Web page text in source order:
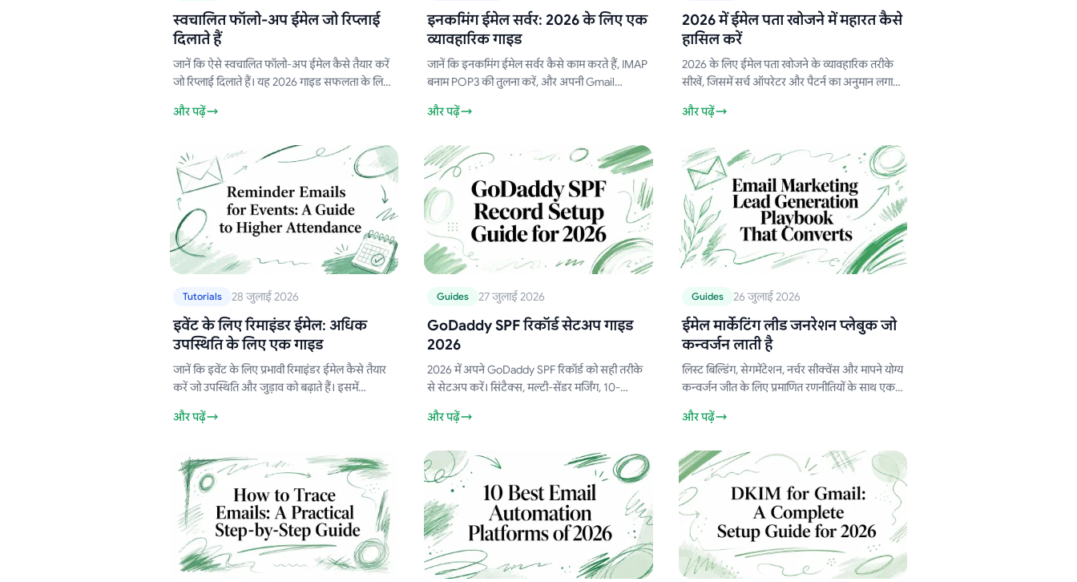
स्वचालित फॉलो-अप ईमेल जो रिप्लाई
दिलाते हैं
जानें कि ऐसे स्वचालित फॉलो-अप ईमेल कैसे तैयार करें
जो रिप्लाई दिलाते हैं। यह 2026 गाइड सफलता के लिए
और पढ़ें
इनकमिंग ईमेल सर्वर: 2026 के लिए एक
व्यावहारिक गाइड
जानें कि इनकमिंग ईमेल सर्वर कैसे काम करते हैं, IMAP
बनाम POP3 की तुलना करें, और अपनी Gmail
लिए प्रमाणित सर्वर सेटिंग्स लागू करें।
और पढ़ें
2026 में ईमेल पता खोजने में महारत कैसे
हासिल करें
2026 के लिए ईमेल पता खोजने के व्यावहारिक तरीके
सीखें, जिसमें सर्च ऑपरेटर और पैटर्न का अनुमान लगाने
तैयारी तक शामिल है।
और पढ़ें
Tutorials 28 जुलाई 2026
इवेंट के लिए रिमाइंडर ईमेल: अधिक
उपस्थिति के लिए एक गाइड
जानें कि इवेंट के लिए प्रभावी रिमाइंडर ईमेल कैसे तैयार
करें जो उपस्थिति और जुड़ाव को बढ़ाते हैं। इसमें
और पढ़ें
Guides 27 जुलाई 2026
GoDaddy SPF रिकॉर्ड सेटअप गाइड
2026
2026 में अपने GoDaddy SPF रिकॉर्ड को सही तरीके
से सेटअप करें। सिंटैक्स, मल्टी-सेंडर मर्जिंग, 10-
वेरिफिकेशन चरणों के बारे में जानें।
और पढ़ें
Guides 26 जुलाई 2026
ईमेल मार्केटिंग लीड जनरेशन प्लेबुक जो
कन्वर्जन लाती है
लिस्ट बिल्डिंग, सेगमेंटेशन, नर्चर सीक्वेंस और मापने योग्य
कन्वर्जन जीत के लिए प्रमाणित रणनीतियों के साथ एक
और पढ़ें